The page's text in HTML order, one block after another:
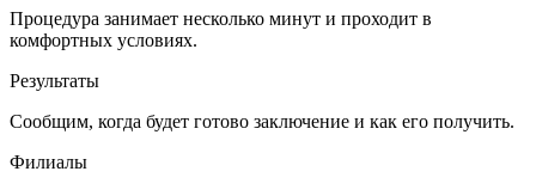
Процедура занимает несколько минут и проходит в
комфортных условиях.
Результаты
Сообщим, когда будет готово заключение и как его получить.
Филиалы